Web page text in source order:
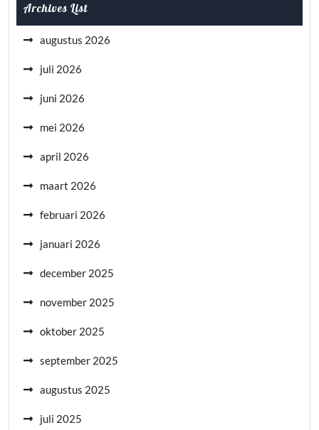
Archives List
augustus 2026
juli 2026
juni 2026
mei 2026
april 2026
maart 2026
februari 2026
januari 2026
december 2025
november 2025
oktober 2025
september 2025
augustus 2025
juli 2025